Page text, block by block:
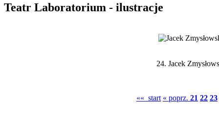
Teatr Laboratorium - ilustracje
24. Jacek
«« start « poprz. 21 22 23